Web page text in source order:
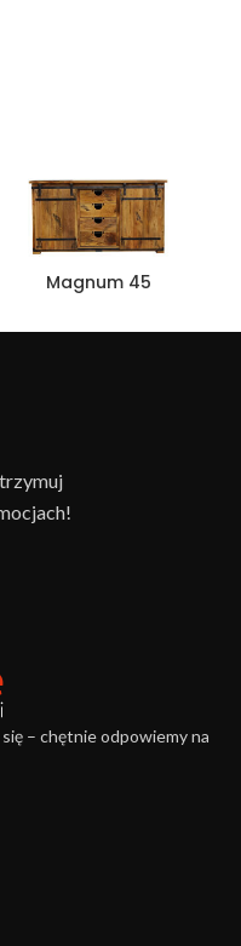
Magnum 45
– chętnie odpowiemy na